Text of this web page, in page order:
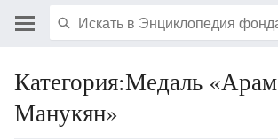
Категория:Медаль «Арам
Манукян»